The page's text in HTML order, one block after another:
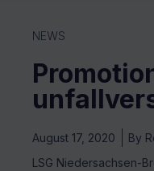
NEWS
August 17, 2020 By
LSG Niedersachsen-